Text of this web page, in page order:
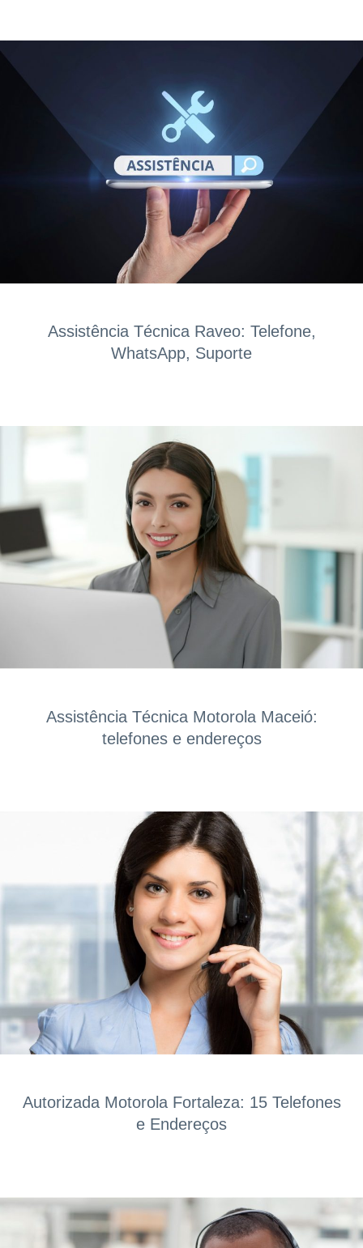
Assistência Técnica Raveo: Telefone,
WhatsApp, Suporte
Assistência Técnica Motorola Maceió:
telefones e endereços
Autorizada Motorola Fortaleza: 15 Telefones
e Endereços